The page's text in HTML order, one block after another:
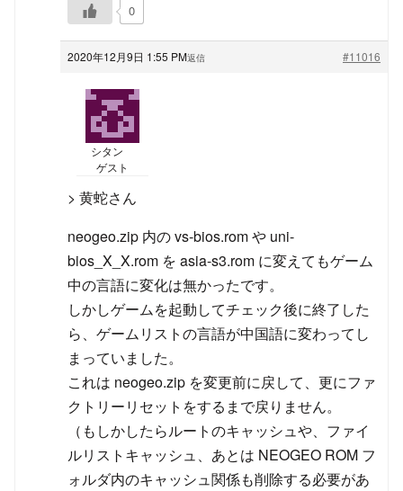
0
2020年12月9日 1:55 PM #11016
返信
シタン
ゲスト
> 黄蛇さん
neogeo.zip 内の vs-bios.rom や uni-
bios_X_X.rom を asia-s3.rom に変えてもゲーム
中の言語に変化は無かったです。
しかしゲームを起動してチェック後に終了した
ら、ゲームリストの言語が中国語に変わってし
まっていました。
これは neogeo.zip を変更前に戻して、更にファ
クトリーリセットをするまで戻りません。
（もしかしたらルートのキャッシュや、ファイ
ルリストキャッシュ、あとは NEOGEO ROM フ
ォルダ内のキャッシュ関係も削除する必要があ